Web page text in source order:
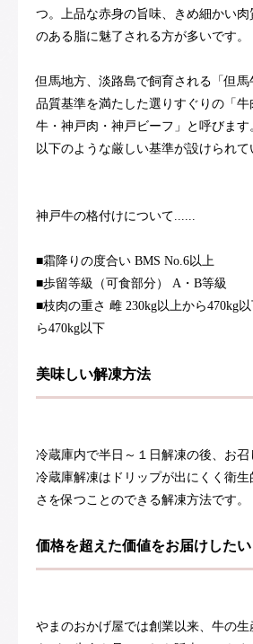
つ。上品な赤身の旨味、きめ細かい肉
のある脂に魅了される方が多いです。
但馬地方、淡路島で飼育される「但
品質基準を満たした選りすぐりの「
牛・神戸肉・神戸ビーフ」と呼びま
以下のような厳しい基準が設けられて
神戸牛の格付けについて......
■霜降りの度合い BMS No.6以上
■歩留等級（可食部分） A・B等級
■枝肉の重さ 雌 230kg以上から470kg
ら470kg以下
美味しい解凍方法
冷蔵庫内で半日～１日解凍の後、お召
冷蔵庫解凍はドリップが出にくく衛生
さを保つことのできる解凍方法です。
価格を超えた価値をお届けしたい
やまのおかげ屋では創業以来、牛の生